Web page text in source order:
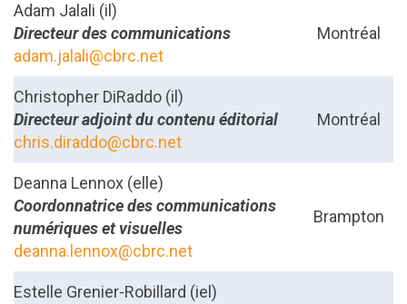
Adam Jalali (il)
Directeur des communications
adam.jalali@cbrc.net
Montréal
Christopher DiRaddo (il)
Directeur adjoint du contenu éditorial
chris.diraddo@cbrc.net
Montréal
Deanna Lennox (elle)
Coordonnatrice des communications
numériques et visuelles
deanna.lennox@cbrc.net
Brampton
Estelle Grenier-Robillard (iel)